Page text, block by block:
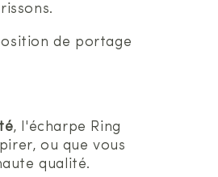
de portage
, l'écharpe Ring
ou que vous
qualité.